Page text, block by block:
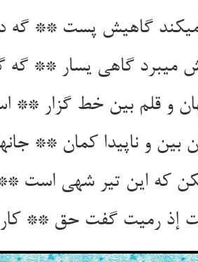
گاهیش پست **
می‏برد گاهی یسار ** گه
و قلم بین خط گزار **
بین و ناپیدا کمان **
که این تیر شهی است
إذ رمیت گفت حق ** کار